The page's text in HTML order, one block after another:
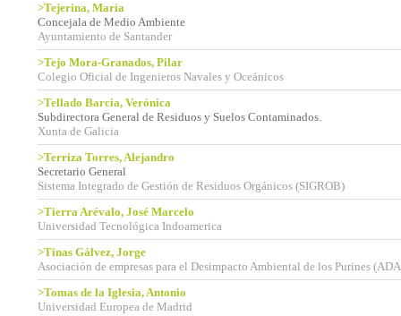
>Tejerina, María
Concejala de Medio Ambiente
Ayuntamiento de Santander
>Tejo Mora-Granados, Pilar
Colegio Oficial de Ingenieros Navales y Oceánicos
>Tellado Barcia, Verónica
Subdirectora General de Residuos y Suelos Contaminados.
Xunta de Galicia
>Terriza Torres, Alejandro
Secretario General
Sistema Integrado de Gestión de Residuos Orgánicos (SIGROB)
>Tierra Arévalo, José Marcelo
Universidad Tecnológica Indoamerica
>Tinas Gálvez, Jorge
Asociación de empresas para el Desimpacto Ambiental de los Purines
>Tomas de la Iglesia, Antonio
Universidad Europea de Madrid